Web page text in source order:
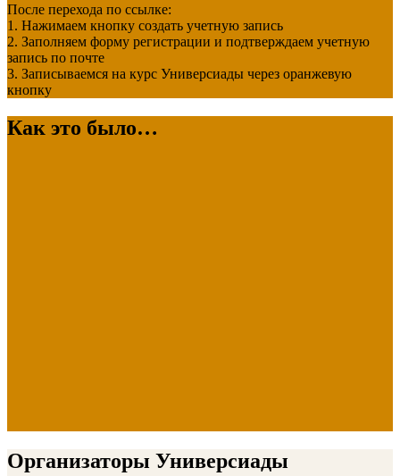
После перехода по ссылке:
1. Нажимаем кнопку создать учетную запись
2. Заполняем форму регистрации и подтверждаем учетную
запись по почте
3. Записываемся на курс Универсиады через оранжевую
кнопку
Как это было…
Организаторы Универсиады